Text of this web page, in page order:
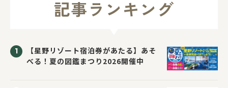
記事ランキング
【星野リゾート宿泊券があたる】あそ
べる！夏の図鑑まつり2026開催中